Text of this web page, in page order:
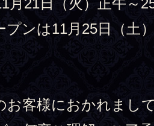
月21日（火）正午～
ンは11月25日（土
お客様におかれまし